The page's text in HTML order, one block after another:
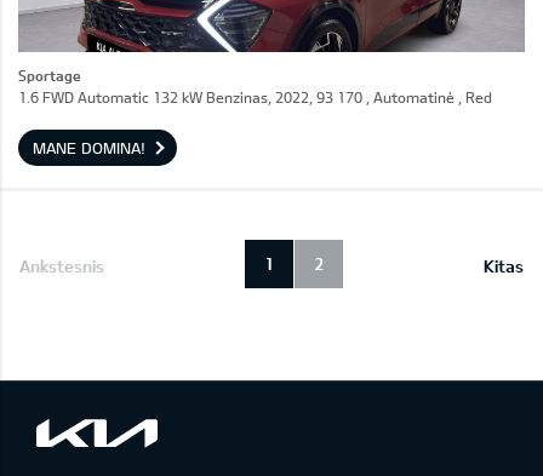
Sportage
1.6 FWD Automatic 132 kW Benzinas, 2022, 93 170 , Automatinė , Red
MANE DOMINA!
Ankstesnis Kitas
1 2